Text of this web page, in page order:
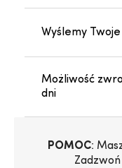
Wyślemy
Możliwość
dni
POMOC: